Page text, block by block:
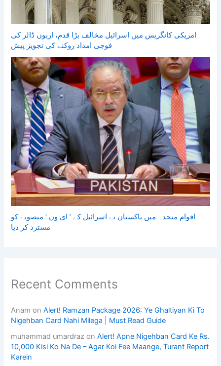
امریکی کانگریس میں اسرائیل مخالف بڑا قدم، اربوں ڈالر کی
فوجی امداد روکنے کی تجویز پیش
اقوام متحدہ میں پاکستان نے اسرائیل کے ’ ای ون ‘ منصوبے کو
مسترد کر دیا
Recent Comments
Anam onAlert! Ramzan Package 2026: Ye Ghaltiyan Ki To
Nigehban Card Nahi Milega | Must Read Guide
muhammad umardraz onAlert! Apne Nigehban Card Ke Rs.
10,000 Kisi Ko Na De – Agar Koi Fee Maange, Turant Report
Karein